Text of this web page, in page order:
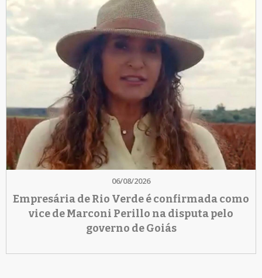
06/08/2026
Empresária de Rio Verde é confirmada como
vice de Marconi Perillo na disputa pelo
governo de Goiás